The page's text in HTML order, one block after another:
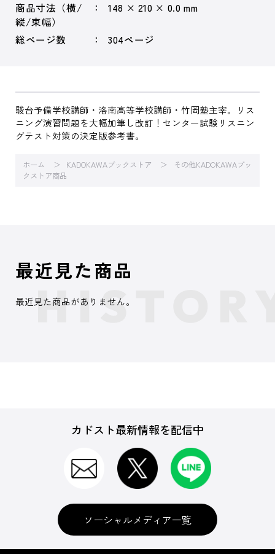
商品寸法（横/
縦/束幅）
148 × 210 × 0.0 mm
総ページ数 304ページ
駿台予備学校講師・洛南高等学校講師・竹岡塾主宰。リス
ニング演習問題を大幅加筆し改訂！センター試験リスニン
グテスト対策の決定版参考書。
ホーム KADOKAWAブックストア
その他KADOKAWAブッ
クストア商品
最近見た商品
最近見た商品がありません。
カドスト最新情報を配信中
ソーシャルメディア一覧